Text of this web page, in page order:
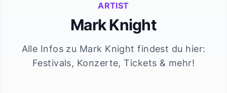
ARTIST
Mark Knight
Alle Infos zu Mark Knight findest du hier:
Festivals, Konzerte, Tickets & mehr!